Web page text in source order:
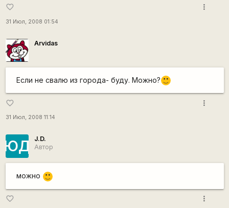
favorite_border
31 Июл, 2008 01:54
more_vert
Arvidas
Если не свалю из города- буду. Можно? :)
favorite_border
31 Июл, 2008 11:14
more_vert
ЮД
J.D.
Автор
можно :)
favorite_border more_vert